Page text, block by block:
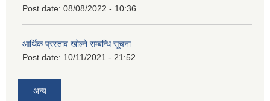
Post date: 08/08/2022 - 10:36
आर्थिक प्रस्ताव खोल्ने सम्बन्धि सूचना
Post date: 10/11/2021 - 21:52
अन्य